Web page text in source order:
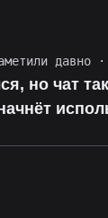
давно ·
но чат